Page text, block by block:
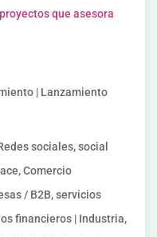
que asesora
| Lanzamiento
sociales, social
Comercio
/ B2B, servicios
financieros | Industria,